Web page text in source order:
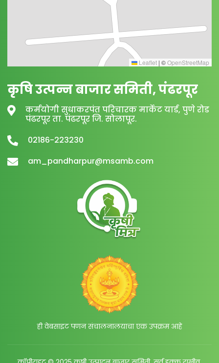
Leaflet | ©OpenStreetMap
कृषि उत्पन्न बाजार समिती, पंढरपूर
कर्मयोगी सुधाकरपंत परिचारक मार्केट यार्ड, पुणे रोड
पंढरपूर ता. पंढरपूर जि. सोलापूर.
02186-223230
am_pandharpur@msamb.com
ही वेबसाइट पणन संचालनालयाचा एक उपक्रम आहे